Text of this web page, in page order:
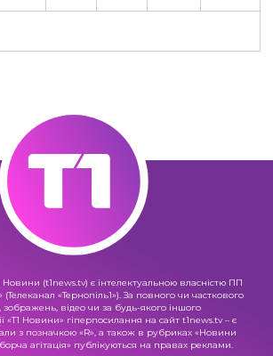
Новини (t1news.tv) є інтелектуальною власністю ПП
«Тернопіль1»). За повного чи часткового
зображень, відео чи за будь-якого іншого
«Т1 Новини» гіперпосилання на сайт t1news.tv – є
з позначкою «R», а також в рубриках «Новини
агітація» публікуються на правах реклами.